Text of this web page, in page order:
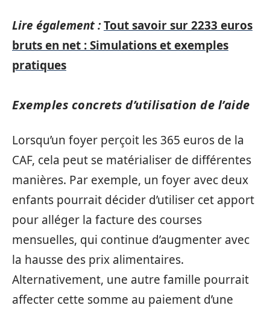
Lire également :Tout savoir sur 2233 euros
bruts en net : Simulations et exemples
pratiques
Exemples concrets d’utilisation de l’aide
Lorsqu’un foyer perçoit les 365 euros de la
CAF, cela peut se matérialiser de différentes
manières. Par exemple, un foyer avec deux
enfants pourrait décider d’utiliser cet apport
pour alléger la facture des courses
mensuelles, qui continue d’augmenter avec
la hausse des prix alimentaires.
Alternativement, une autre famille pourrait
affecter cette somme au paiement d’une